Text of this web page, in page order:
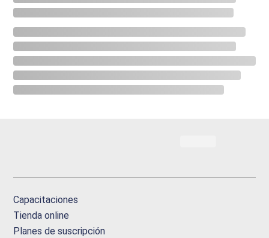
Capacitaciones
Tienda online
Planes de suscripción